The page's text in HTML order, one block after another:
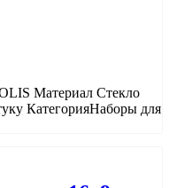
Материал Стекло
КатегорияНаборы для